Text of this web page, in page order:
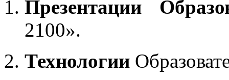
Презентации
2100».
Технологии